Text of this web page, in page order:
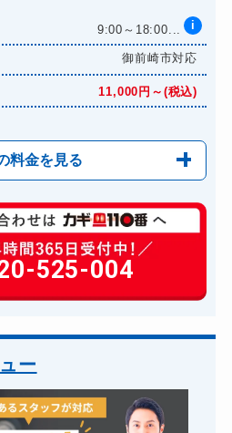
9:00～18:00... i
御前崎市対応
11,000円～(税込)
料金を見る
6,600円～(税込)
14,300円～(税込)
14,300円～(税込)
16,500円～(税込)
8,800円～(税込)
525-004
ー